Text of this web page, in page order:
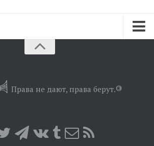
Права не дают, права берут.©